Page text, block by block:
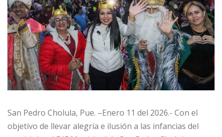
San Pedro Cholula, Pue. –Enero 11 del 2026.- Con el
objetivo de llevar alegría e ilusión a las infancias del